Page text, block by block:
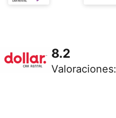
8.2
Valoraciones: